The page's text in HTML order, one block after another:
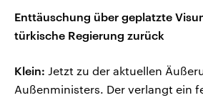
Enttäuschung über geplatzte
türkische Regierung zurück
Klein: Jetzt zu der aktuellen
Außenministers. Der verlangt ein